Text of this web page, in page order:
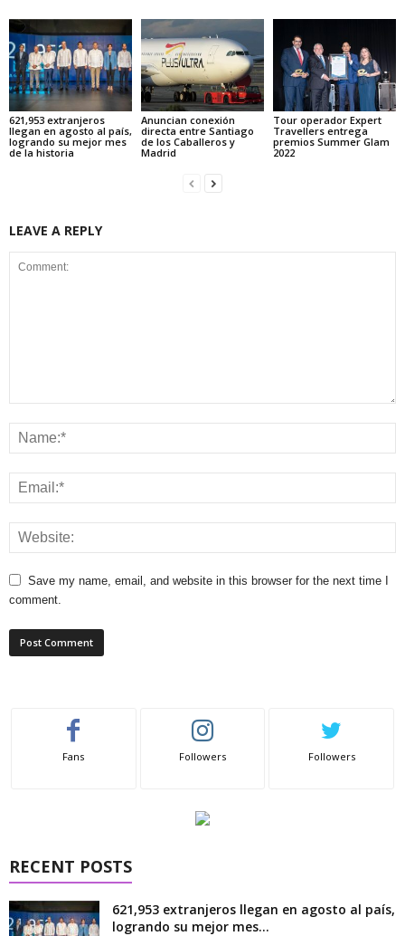
621,953 extranjeros
llegan en agosto al país,
logrando su mejor mes
de la historia
Anuncian conexión
directa entre Santiago
de los Caballeros y
Madrid
Tour operador Expert
Travellers entrega
premios Summer Glam
2022
LEAVE A REPLY
Save my name, email, and website in this browser for the next time I
comment.
Fans Followers Followers
RECENT POSTS
621,953 extranjeros llegan en agosto al país,
logrando su mejor mes...